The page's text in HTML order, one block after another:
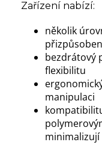
Zařízení nabízí:
několik
bezdrátový
flexibilitu
manipulaci